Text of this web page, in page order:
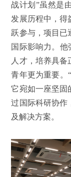
战计划”虽然是
发展历程中，得
跃参与，项目已
国际影响力。他
人才，培养具
青年更为重要。
它宛如一座坚固
过国际科研协作
及解决方案。